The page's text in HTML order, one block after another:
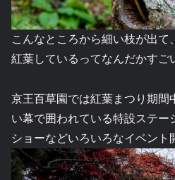
こんなところから細い枝が出て
紅葉しているってなんだかすご
京王百草園では紅葉まつり期間
い幕で囲われている特設ステー
ショーなどいろいろなイベント